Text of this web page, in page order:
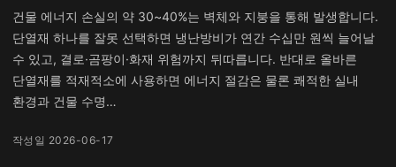
건물 에너지 손실의 약 30~40%는 벽체와 지붕을 통해 발생합니다.
단열재 하나를 잘못 선택하면 냉난방비가 연간 수십만 원씩 늘어날
수 있고, 결로·곰팡이·화재 위험까지 뒤따릅니다. 반대로 올바른
단열재를 적재적소에 사용하면 에너지 절감은 물론 쾌적한 실내
환경과 건물 수명…
작성일 2026-06-17